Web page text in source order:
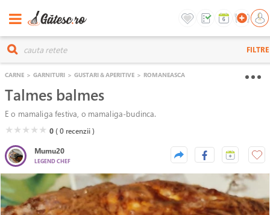
FILTRE
CARNE > GARNITURI > GUSTARI & APERITIVE > ROMANEASCA
Talmes balmes
E o mamaliga festiva, o mamaliga-budinca.
( )
★( )
★( )
★( )
★( )
★ 0( 0 recenzii )
Mumu20
LEGEND CHEF